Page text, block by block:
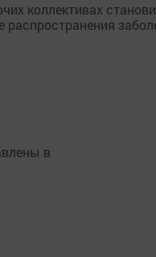
коллективах
в